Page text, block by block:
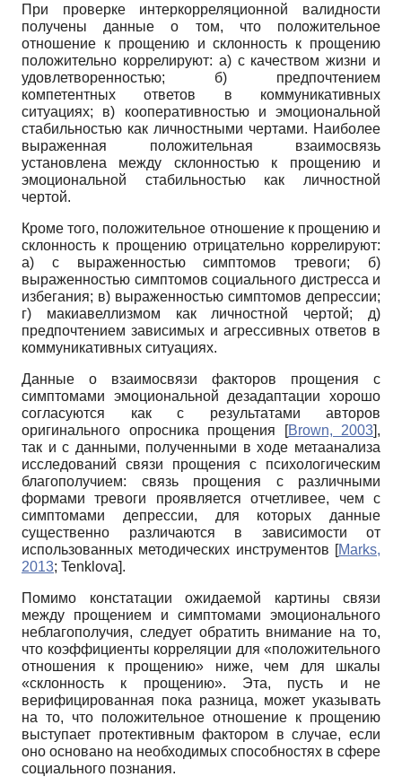
При проверке интеркорреляционной валидности
получены данные о том, что положительное
отношение к прощению и склонность к прощению
положительно коррелируют: а) с качеством жизни и
удовлетворенностью; б) предпочтением
компетентных ответов в коммуникативных
ситуациях; в) кооперативностью и эмоциональной
стабильностью как личностными чертами. Наиболее
выраженная положительная взаимосвязь
установлена между склонностью к прощению и
эмоциональной стабильностью как личностной
чертой.
Кроме того, положительное отношение к прощению и
склонность к прощению отрицательно коррелируют:
а) с выраженностью симптомов тревоги; б)
выраженностью симптомов социального дистресса и
избегания; в) выраженностью симптомов депрессии;
г) макиавеллизмом как личностной чертой; д)
предпочтением зависимых и агрессивных ответов в
коммуникативных ситуациях.
Данные о взаимосвязи факторов прощения с
симптомами эмоциональной дезадаптации хорошо
согласуются как с результатами авторов
оригинального опросника прощения
[Brown, 2003],
так и с данными, полученными в ходе метаанализа
исследований связи прощения с психологическим
благополучием: связь прощения с различными
формами тревоги проявляется отчетливее, чем с
симптомами депрессии, для которых данные
существенно различаются в зависимости от
использованных методических инструментов [Marks,
2013; Tenklova].
Помимо констатации ожидаемой картины связи
между прощением и симптомами эмоционального
неблагополучия, следует обратить внимание на то,
что коэффициенты корреляции для «положительного
отношения к прощению» ниже, чем для шкалы
«склонность к прощению». Эта, пусть и не
верифицированная пока разница, может указывать
на то, что положительное отношение к прощению
выступает протективным фактором в случае, если
оно основано на необходимых способностях в сфере
социального познания.